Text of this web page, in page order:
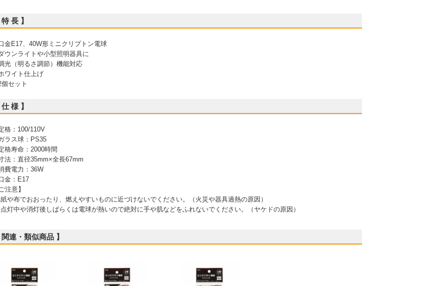
特 長 】
金E17、40W形ミニクリプトン電球
ウンライトや小型照明器具に
光（明るさ調節）機能対応
ワイト仕上げ
セット
仕 様 】
格：100/110V
ラス球：PS35
格寿命：2000時間
法：直径35mm×全長67mm
費電力：36W
金：E17
注意】
や布でおおったり、燃えやすいものに近づけないでください。（火災や器具過熱の原因）
灯中や消灯後しばらくは電球が熱いので絶対に手や肌などをふれないでください。（ヤケドの原因）
関連・類似商品 】